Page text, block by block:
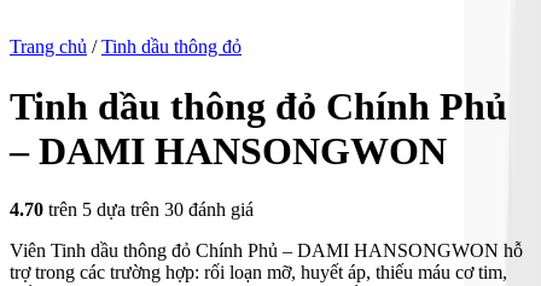
Trang chủ / Tinh dầu thông đỏ
Tinh dầu thông đỏ Chính Phủ
– DAMI HANSONGWON
4.70 trên 5 dựa trên 30 đánh giá
Viên Tinh dầu thông đỏ Chính Phủ – DAMI HANSONGWON hỗ
trợ trong các trường hợp: rối loạn mỡ, huyết áp, thiếu máu cơ tim,